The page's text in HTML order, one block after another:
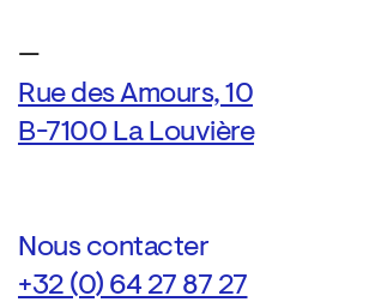
—
Rue des Amours, 10
B-7100 La Louvière
Nous contacter
+32 (0) 64 27 87 27